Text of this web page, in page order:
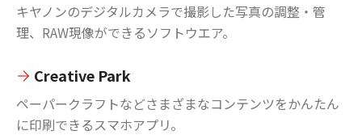
キヤノンのデジタルカメラで撮影した写真の調整・管
理、RAW現像ができるソフトウエア。
Creative Park
ペーパークラフトなどさまざまなコンテンツをかんたん
に印刷できるスマホアプリ。